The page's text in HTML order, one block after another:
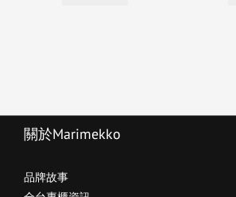
關於Marimekko
品牌故事